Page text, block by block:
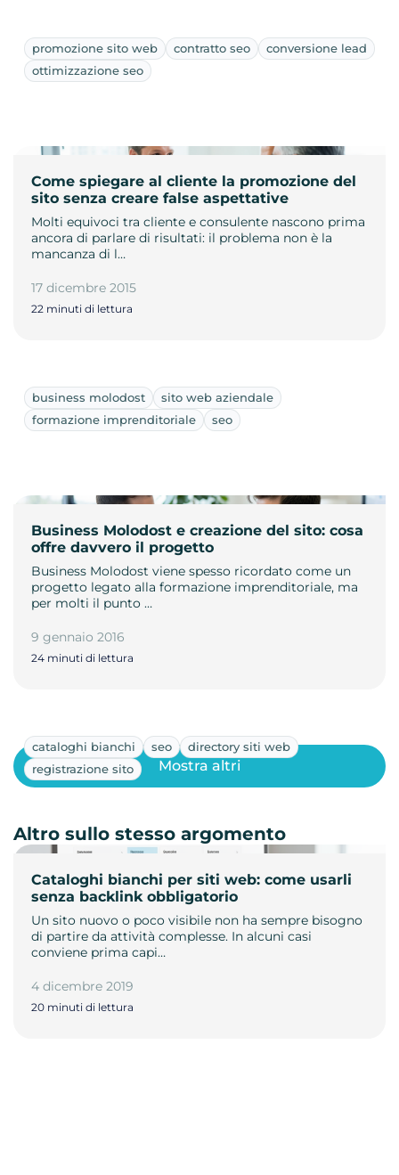
promozione sito web contratto seo
conversione lead
ottimizzazione seo
Come spiegare al cliente la promozione del
sito senza creare false aspettative
Molti equivoci tra cliente e consulente nascono prima
ancora di parlare di risultati: il problema non è la
mancanza di l…
17 dicembre 2015
22 minuti di lettura
business molodost
sito web aziendale
formazione imprenditoriale
seo
Business Molodost e creazione del sito: cosa
offre davvero il progetto
Business Molodost viene spesso ricordato come un
progetto legato alla formazione imprenditoriale, ma
per molti il punto …
9 gennaio 2016
24 minuti di lettura
cataloghi bianchi seo
directory siti web
registrazione sito
Cataloghi bianchi per siti web: come usarli
senza backlink obbligatorio
Un sito nuovo o poco visibile non ha sempre bisogno
di partire da attività complesse. In alcuni casi
conviene prima capi…
4 dicembre 2019
20 minuti di lettura
Mostra altri
Altro sullo stesso argomento